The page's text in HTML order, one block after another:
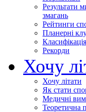
Результати
змагань
Рейтинги
Планерні
Рекорди
Хочу
Хочу літати
Як стати
Медичні
Теоретична